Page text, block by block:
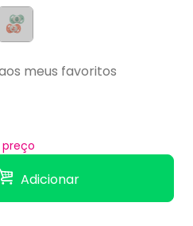
Adicionar
meus favoritos